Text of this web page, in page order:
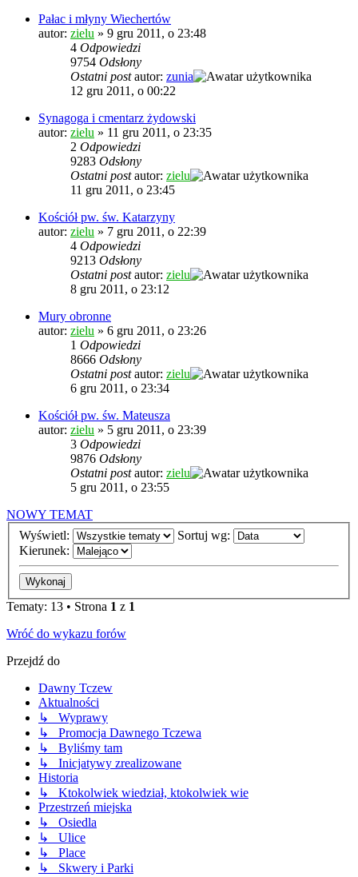
Pałac i młyny Wiechertów
autor: zielu » 9 gru 2011, o 23:48
4 Odpowiedzi
9754 Odsłony
Ostatni postautor: zunia
12 gru 2011, o 00:22
Synagoga i cmentarz żydowski
autor: zielu » 11 gru 2011, o 23:35
2 Odpowiedzi
9283 Odsłony
Ostatni postautor: zielu
11 gru 2011, o 23:45
Kościół pw. św. Katarzyny
autor: zielu » 7 gru 2011, o 22:39
4 Odpowiedzi
9213 Odsłony
Ostatni postautor: zielu
8 gru 2011, o 23:12
Mury obronne
autor: zielu » 6 gru 2011, o 23:26
1 Odpowiedzi
8666 Odsłony
Ostatni postautor: zielu
6 gru 2011, o 23:34
Kościół pw. św. Mateusza
autor: zielu » 5 gru 2011, o 23:39
3 Odpowiedzi
9876 Odsłony
Ostatni postautor: zielu
5 gru 2011, o 23:55
NOWY TEMAT
Wyświetl:
Sortuj wg:
Kierunek:
Tematy: 13 • Strona 1 z 1
Wróć do wykazu forów
Przejdź do
Dawny Tczew
Aktualności
↳ Wyprawy
↳ Promocja Dawnego Tczewa
↳ Byliśmy tam
↳ Inicjatywy zrealizowane
Historia
↳ Ktokolwiek wiedział, ktokolwiek wie
Przestrzeń miejska
↳ Osiedla
↳ Ulice
↳ Place
↳ Skwery i Parki